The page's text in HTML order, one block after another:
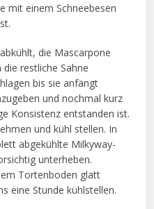
mit einem Schneebesen
die Mascarpone
restliche Sahne
bis sie anfängt
und nochmal kurz
Konsistenz entstanden ist.
und kühl stellen. In
abgekühlte Milkyway-
unterheben.
Tortenboden glatt
eine Stunde kühlstellen.